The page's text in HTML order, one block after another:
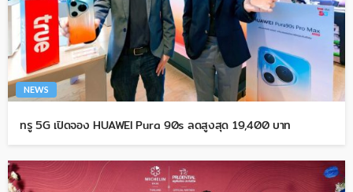
NEWS
ทรู 5G เปิดจอง HUAWEI Pura 90s ลดสูงสุด 19,400 บาท